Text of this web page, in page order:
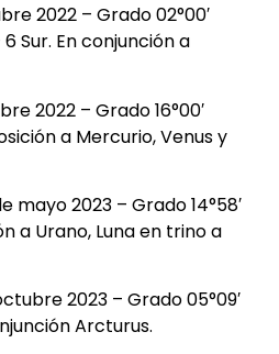
2022 – Grado 02°00′
Sur. En conjunción a
2022 – Grado 16°00′
a Mercurio, Venus y
mayo 2023 – Grado 14°58′
a Urano, Luna en trino a
2023 – Grado 05°09′
Arcturus.